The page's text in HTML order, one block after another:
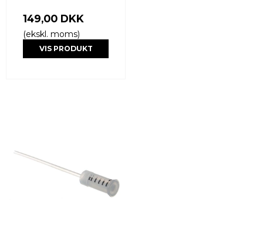
149,00 DKK
(ekskl. moms)
VIS PRODUKT